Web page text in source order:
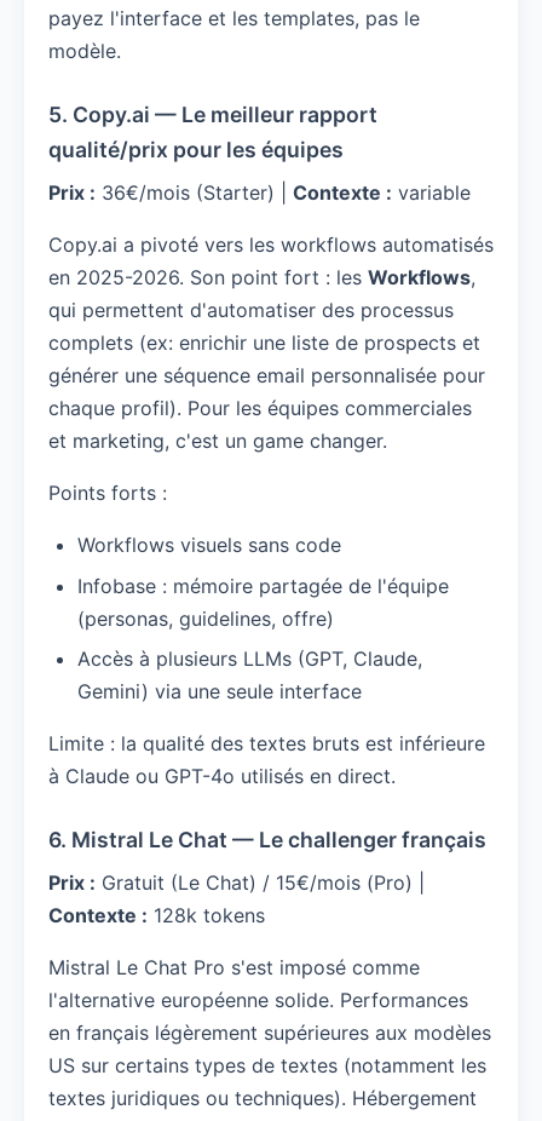
payez l'interface et les templates, pas le
modèle.
5. Copy.ai — Le meilleur rapport
qualité/prix pour les équipes
Prix : 36€/mois (Starter) | Contexte : variable
Copy.ai a pivoté vers les workflows automatisés
en 2025-2026. Son point fort : les Workflows,
qui permettent d'automatiser des processus
complets (ex: enrichir une liste de prospects et
générer une séquence email personnalisée pour
chaque profil). Pour les équipes commerciales
et marketing, c'est un game changer.
Points forts :
Workflows visuels sans code
Infobase : mémoire partagée de l'équipe
(personas, guidelines, offre)
Accès à plusieurs LLMs (GPT, Claude,
Gemini) via une seule interface
Limite : la qualité des textes bruts est inférieure
à Claude ou GPT-4o utilisés en direct.
6. Mistral Le Chat — Le challenger français
Prix : Gratuit (Le Chat) / 15€/mois (Pro) |
Contexte : 128k tokens
Mistral Le Chat Pro s'est imposé comme
l'alternative européenne solide. Performances
en français légèrement supérieures aux modèles
US sur certains types de textes (notamment les
textes juridiques ou techniques). Hébergement